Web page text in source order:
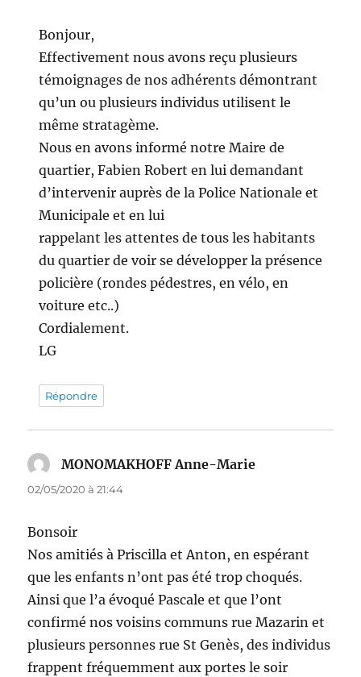
Bonjour,
Effectivement nous avons reçu plusieurs
témoignages de nos adhérents démontrant
qu’un ou plusieurs individus utilisent le
même stratagème.
Nous en avons informé notre Maire de
quartier, Fabien Robert en lui demandant
d’intervenir auprès de la Police Nationale et
Municipale et en lui
rappelant les attentes de tous les habitants
du quartier de voir se développer la présence
policière (rondes pédestres, en vélo, en
voiture etc..)
Cordialement.
LG
Répondre
MONOMAKHOFF Anne-Marie
02/05/2020 à 21:44
Bonsoir
Nos amitiés à Priscilla et Anton, en espérant
que les enfants n’ont pas été trop choqués.
Ainsi que l’a évoqué Pascale et que l’ont
confirmé nos voisins communs rue Mazarin et
plusieurs personnes rue St Genès, des individus
frappent fréquemment aux portes le soir